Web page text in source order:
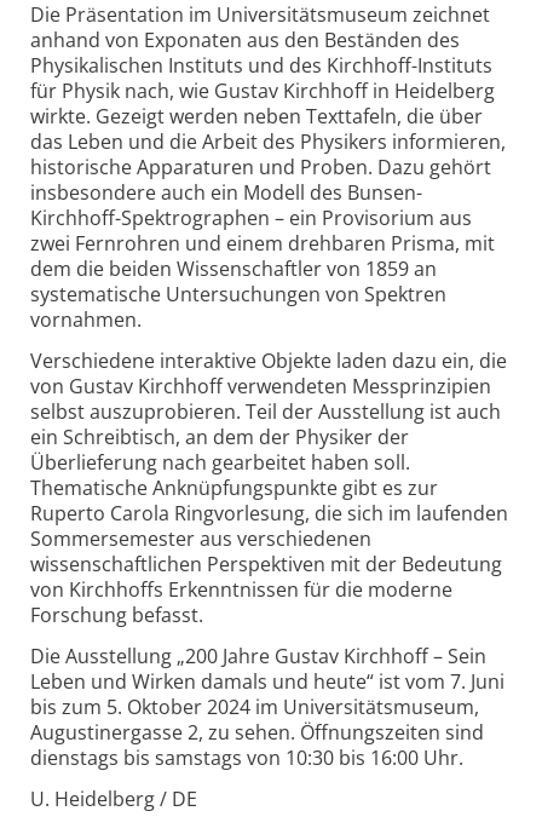
Die Präsentation im Universitätsmuseum zeichnet
anhand von Exponaten aus den Beständen des
Physikalischen Instituts und des Kirchhoff-Instituts
für Physik nach, wie Gustav Kirchhoff in Heidelberg
wirkte. Gezeigt werden neben Texttafeln, die über
das Leben und die Arbeit des Physikers informieren,
historische Apparaturen und Proben. Dazu gehört
insbesondere auch ein Modell des Bunsen-
Kirchhoff-Spektrographen – ein Provisorium aus
zwei Fernrohren und einem drehbaren Prisma, mit
dem die beiden Wissenschaftler von 1859 an
systematische Untersuchungen von Spektren
vornahmen.
Verschiedene interaktive Objekte laden dazu ein, die
von Gustav Kirchhoff verwendeten Messprinzipien
selbst auszuprobieren. Teil der Ausstellung ist auch
ein Schreibtisch, an dem der Physiker der
Überlieferung nach gearbeitet haben soll.
Thematische Anknüpfungspunkte gibt es zur
Ruperto Carola Ringvorlesung, die sich im laufenden
Sommersemester aus verschiedenen
wissenschaftlichen Perspektiven mit der Bedeutung
von Kirchhoffs Erkenntnissen für die moderne
Forschung befasst.
Die Ausstellung „200 Jahre Gustav Kirchhoff – Sein
Leben und Wirken damals und heute“ ist vom 7. Juni
bis zum 5. Oktober 2024 im Universitätsmuseum,
Augustinergasse 2, zu sehen. Öffnungszeiten sind
dienstags bis samstags von 10:30 bis 16:00 Uhr.
U. Heidelberg / DE